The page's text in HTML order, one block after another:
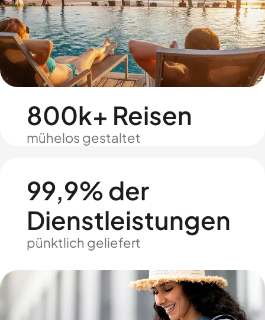
800k+ Reisen
mühelos gestaltet
99,9% der
Dienstleistungen
pünktlich geliefert